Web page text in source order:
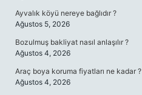
Ayvalık köyü nereye bağlıdır ?
Ağustos 5, 2026
Bozulmuş bakliyat nasıl anlaşılır ?
Ağustos 4, 2026
Araç boya koruma fiyatları ne kadar ?
Ağustos 4, 2026